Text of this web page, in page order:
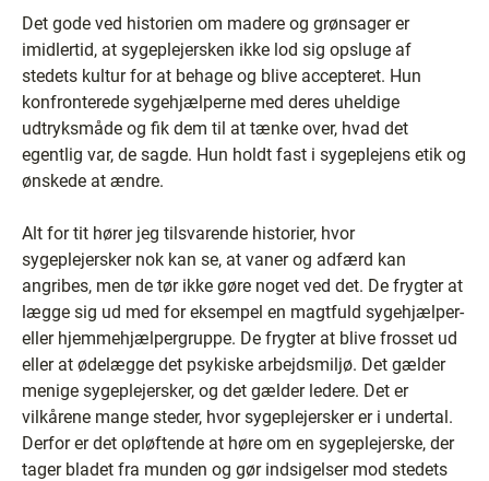
Det gode ved historien om madere og grønsager er
imidlertid, at sygeplejersken ikke lod sig opsluge af
stedets kultur for at behage og blive accepteret. Hun
konfronterede sygehjælperne med deres uheldige
udtryksmåde og fik dem til at tænke over, hvad det
egentlig var, de sagde. Hun holdt fast i sygeplejens etik og
ønskede at ændre.
Alt for tit hører jeg tilsvarende historier, hvor
sygeplejersker nok kan se, at vaner og adfærd kan
angribes, men de tør ikke gøre noget ved det. De frygter at
lægge sig ud med for eksempel en magtfuld sygehjælper-
eller hjemmehjælpergruppe. De frygter at blive frosset ud
eller at ødelægge det psykiske arbejdsmiljø. Det gælder
menige sygeplejersker, og det gælder ledere. Det er
vilkårene mange steder, hvor sygeplejersker er i undertal.
Derfor er det opløftende at høre om en sygeplejerske, der
tager bladet fra munden og gør indsigelser mod stedets